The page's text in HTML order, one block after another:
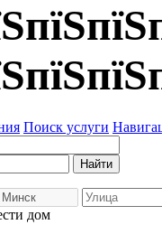
Поиск услуги
дом